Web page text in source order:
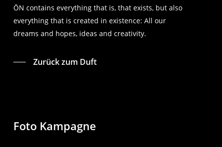
ŌN contains everything that is, that exists, but also
everything that is created in existence: All our
dreams and hopes, ideas and creativity.
Zurück zum Duft
Foto Kampagne